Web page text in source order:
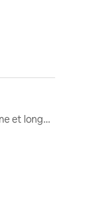
Locations moyenne et longue durée